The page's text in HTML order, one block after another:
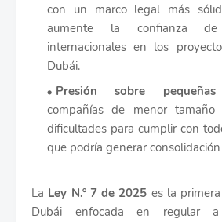
con un marco legal más
aumente la confianza
internacionales en los
Dubái.
Presión sobre pequeñas
compañías de menor tamaño
dificultades para cumplir con
que podría generar
La Ley N.º 7 de 2025 es la
Dubái enfocada en regular